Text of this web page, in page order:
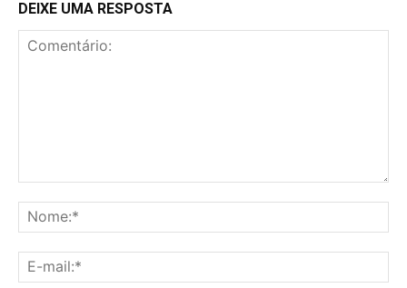
DEIXE UMA RESPOSTA